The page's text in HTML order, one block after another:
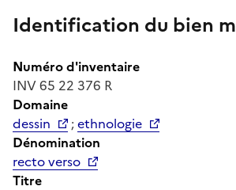
Identification du bien
Numéro d'inventaire
INV 65 22 376 R
Domaine
dessin
;ethnologie
Dénomination
recto verso
Titre